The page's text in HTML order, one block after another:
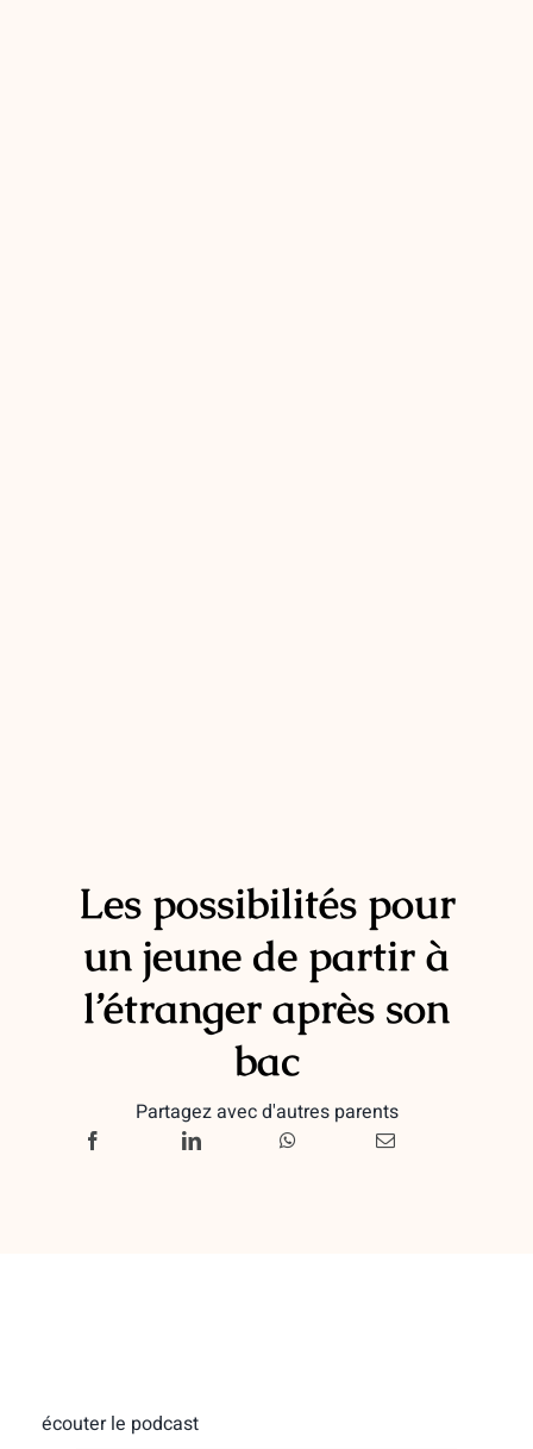
Les possibilités pour
un jeune de partir à
l’étranger après son
bac
Partagez avec d'autres parents
écouter le podcast